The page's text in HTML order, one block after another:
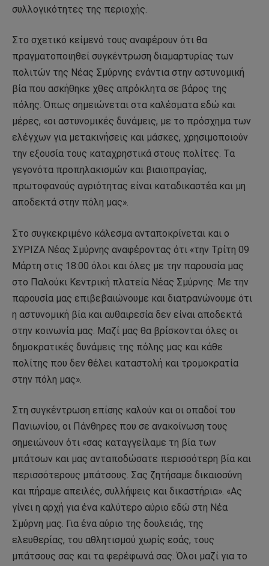
συλλογικότητες της περιοχής.
Στο σχετικό κείμενό τους αναφέρουν ότι θα
πραγματοποιηθεί συγκέντρωση διαμαρτυρίας των
πολιτών της Νέας Σμύρνης ενάντια στην αστυνομική
βία που ασκήθηκε χθες απρόκλητα σε βάρος της
πόλης. Όπως σημειώνεται στα καλέσματα εδώ και
μέρες, «οι αστυνομικές δυνάμεις, με το πρόσχημα των
ελέγχων για μετακινήσεις και μάσκες, χρησιμοποιούν
την εξουσία τους καταχρηστικά στους πολίτες. Τα
γεγονότα προπηλακισμών και βιαιοπραγίας,
πρωτοφανούς αγριότητας είναι καταδικαστέα και μη
αποδεκτά στην πόλη μας».
Στο συγκεκριμένο κάλεσμα ανταποκρίνεται και ο
ΣΥΡΙΖΑ Νέας Σμύρνης αναφέροντας ότι «την Τρίτη 09
Μάρτη στις 18:00 όλοι και όλες με την παρουσία μας
στο Παλούκι Κεντρική πλατεία Νέας Σμύρνης. Με την
παρουσία μας επιβεβαιώνουμε και διατρανώνουμε ότι
η αστυνομική βία και αυθαιρεσία δεν είναι αποδεκτά
στην κοινωνία μας. Μαζί μας θα βρίσκονται όλες οι
δημοκρατικές δυνάμεις της πόλης μας και κάθε
πολίτης που δεν θέλει καταστολή και τρομοκρατία
στην πόλη μας».
Στη συγκέντρωση επίσης καλούν και οι οπαδοί του
Πανιωνίου, οι Πάνθηρες που σε ανακοίνωση τους
σημειώνουν ότι «σας καταγγείλαμε τη βία των
μπάτσων και μας ανταποδώσατε περισσότερη βία και
περισσότερους μπάτσους. Σας ζητήσαμε δικαιοσύνη
και πήραμε απειλές, συλλήψεις και δικαστήρια». «Ας
γίνει η αρχή για ένα καλύτερο αύριο εδώ στη Νέα
Σμύρνη μας. Για ένα αύριο της δουλειάς, της
ελευθερίας, του αθλητισμού χωρίς εσάς, τους
μπάτσους σας και τα φερέφωνά σας. Όλοι μαζί για το